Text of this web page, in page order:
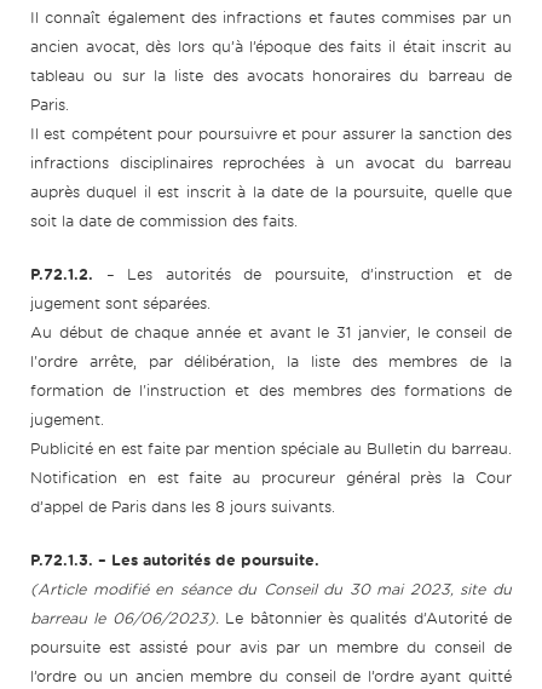
Il connaît également des infractions et fautes commises par un
ancien avocat, dès lors qu’à l’époque des faits il était inscrit au
tableau ou sur la liste des avocats honoraires du barreau de
Paris.
Il est compétent pour poursuivre et pour assurer la sanction des
infractions disciplinaires reprochées à un avocat du barreau
auprès duquel il est inscrit à la date de la poursuite, quelle que
soit la date de commission des faits.
P.72.1.2. – Les autorités de poursuite, d’instruction et de
jugement sont séparées.
Au début de chaque année et avant le 31 janvier, le conseil de
l'ordre arrête, par délibération, la liste des membres de la
formation de l'instruction et des membres des formations de
jugement.
Publicité en est faite par mention spéciale au Bulletin du barreau.
Notification en est faite au procureur général près la Cour
d’appel de Paris dans les 8 jours suivants.
P.72.1.3. – Les autorités de poursuite.
(Article modifié en séance du Conseil du 30 mai 2023, site du
barreau le 06/06/2023). Le bâtonnier ès qualités d’Autorité de
poursuite est assisté pour avis par un membre du conseil de
l’ordre ou un ancien membre du conseil de l’ordre ayant quitté